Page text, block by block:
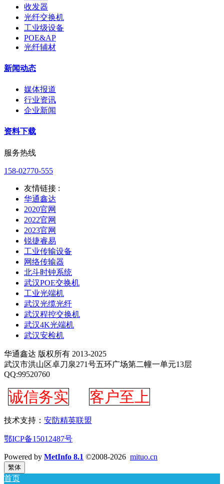
收发器
光纤交换机
工业级设备
POE&AP
光纤辅材
新闻动态
媒体报道
行业资讯
企业新闻
资料下载
服务热线
158-02770-555
友情链接 :
华通鑫达
2020官网
2022官网
2023官网
锐捷睿易
工业传输设备
网络传输器
北斗时钟系统
武汉POE交换机
工业光端机
武汉光缆光纤
武汉程控交换机
武汉4K光端机
武汉安检机
华通鑫达 版权所有 2013-2025
武汉市洪山区卓刀泉271号五环广场第二幢一单元13层
QQ:99520760
诚信务实 客户至上
技术支持： 安防精英联盟
鄂ICP备15012487号
Powered by MetInfo 8.1 ©2008-2026 mituo.cn
繁体
首页